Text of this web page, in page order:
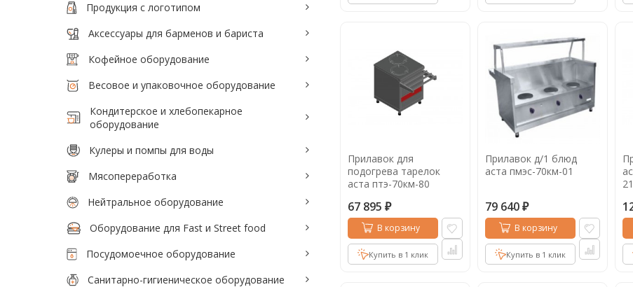
Прайс-листы
Прилавок для
подогрева тарелок
аста птэ-70км-80
67 895 ₽
В корзину
Купить в 1 клик
Прилавок д/1 блюд
аста пмэс-70км-01
79 640 ₽
В корзину
Купить в 1 клик
Продукция с логотипом
Аксессуары для барменов и бариста
Кофейное оборудование
Весовое и упаковочное оборудование
Кондитерское и хлебопекарное
оборудование
Кулеры и помпы для воды
Мясопереработка
Нейтральное оборудование
Оборудование для Fast и Street food
Посудомоечное оборудование
Санитарно-гигиеническое оборудование